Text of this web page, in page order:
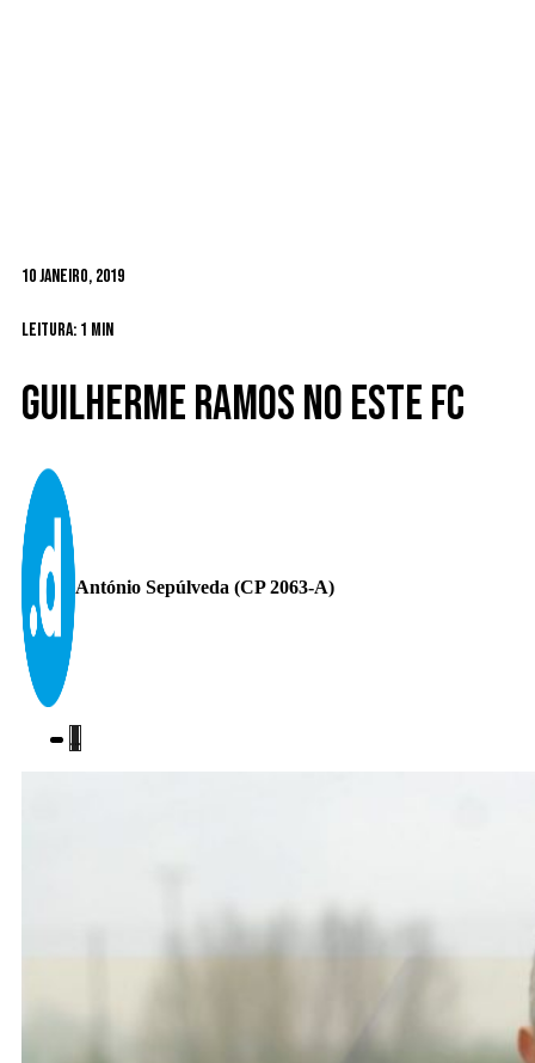
10 Janeiro, 2019
Leitura: 1 min
Guilherme Ramos no Este FC
António Sepúlveda (CP 2063-A)